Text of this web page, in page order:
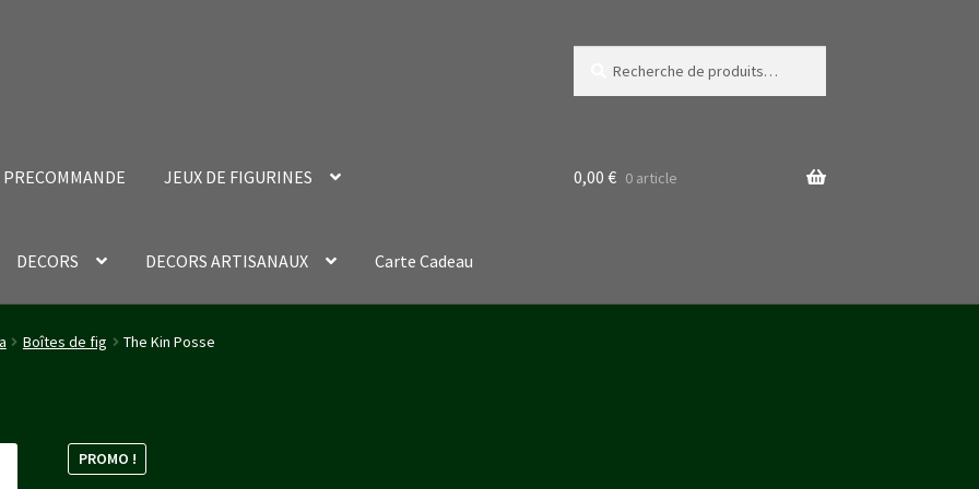
PRECOMMANDE JEUX DE FIGURINES
DECORS DECORS ARTISANAUX Carte Cadeau
Success Page Validation de la commande
0,00 € 0 article
Boîtes de fig The Kin Posse
PROMO !